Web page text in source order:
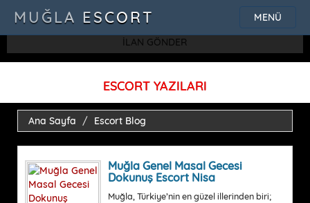
SQLSTATE[42000]: Syntax error or access violation: 1115 Unknown
character set: 'uf8'
MENÜ
MUĞLA ESCORT
İLAN GÖNDER
ESCORT YAZILARI
Ana Sayfa Escort Blog
Muğla Genel Masal Gecesi
Dokunuş Escort Nisa
Muğla, Türkiye’nin en güzel illerinden biri;